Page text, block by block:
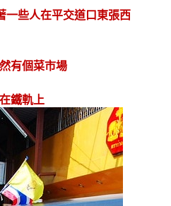
一些人在平交道口東張西
有個菜市場
鐵軌上